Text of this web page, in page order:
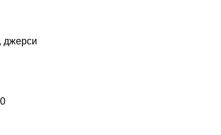
джерси